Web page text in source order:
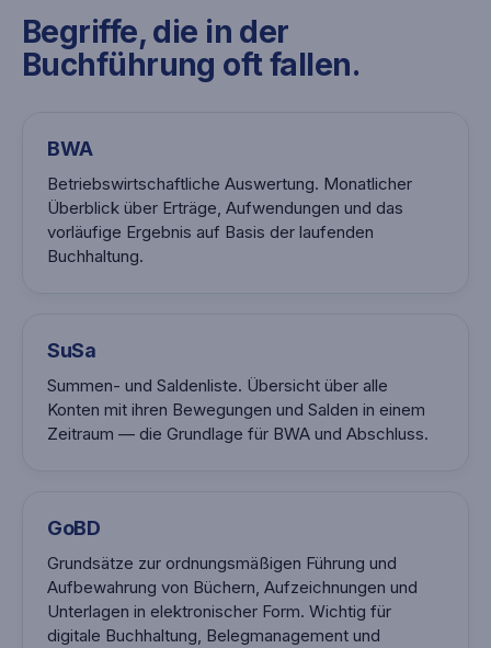
Begriffe, die in der
Buchführung oft fallen.
BWA
Betriebswirtschaftliche Auswertung. Monatlicher
Überblick über Erträge, Aufwendungen und das
vorläufige Ergebnis auf Basis der laufenden
Buchhaltung.
SuSa
Summen- und Saldenliste. Übersicht über alle
Konten mit ihren Bewegungen und Salden in einem
Zeitraum — die Grundlage für BWA und Abschluss.
GoBD
Grundsätze zur ordnungsmäßigen Führung und
Aufbewahrung von Büchern, Aufzeichnungen und
Unterlagen in elektronischer Form. Wichtig für
digitale Buchhaltung, Belegmanagement und